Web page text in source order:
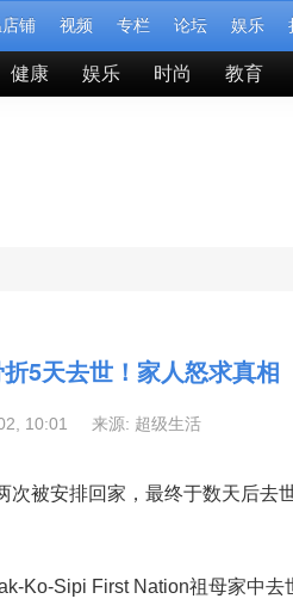
铺 视频 专栏 论坛 娱乐
健康 娱乐 时尚 教育
5天去世！家人怒求真相
10:01 来源: 超级生活
被安排回家，最终于数天后去
Ko-Sipi First Nation祖母家中去